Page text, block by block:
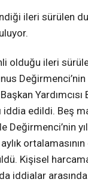
ileri sürülen
olduğu ileri
iddia edildi. Beş
Kişisel
iddialar arasında.